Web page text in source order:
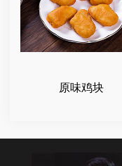
原味鸡块